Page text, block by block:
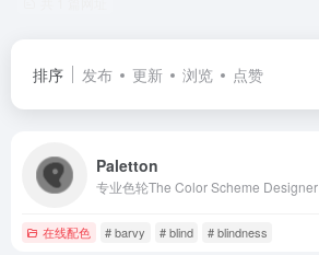
排序 发布 更新 浏览 点赞
Paletton
专业色轮The Color Scheme Designer
在线配色 # barvy # blind # blindness